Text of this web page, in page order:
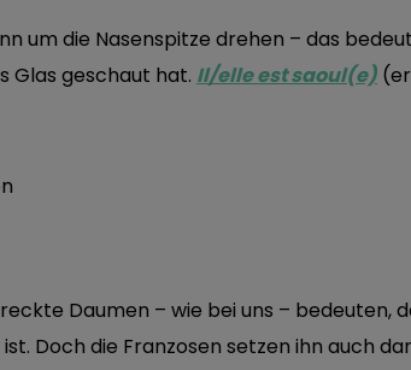
um die Nasenspitze drehen – das
Glas geschaut hat. Il/elle est saoul(e)
Daumen – wie bei uns – bedeuten,
Doch die Franzosen setzen ihn auch